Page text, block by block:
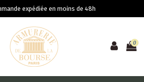
expédiée en moins de 48h
0